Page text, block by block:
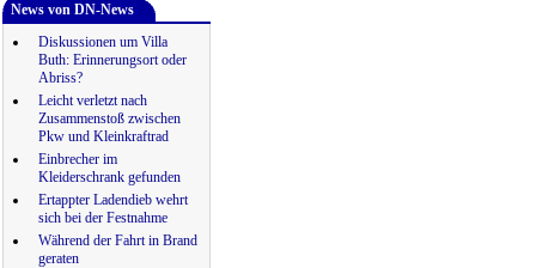
News von DN-News
Diskussionen um Villa
Buth: Erinnerungsort oder
Abriss?
Leicht verletzt nach
Zusammenstoß zwischen
Pkw und Kleinkraftrad
Einbrecher im
Kleiderschrank gefunden
Ertappter Ladendieb wehrt
sich bei der Festnahme
Während der Fahrt in Brand
geraten